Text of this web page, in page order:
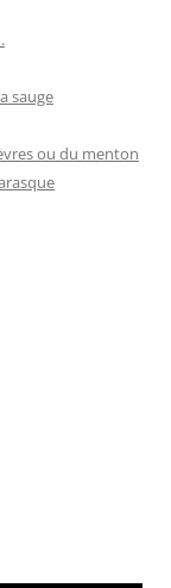
sauge
ou du menton